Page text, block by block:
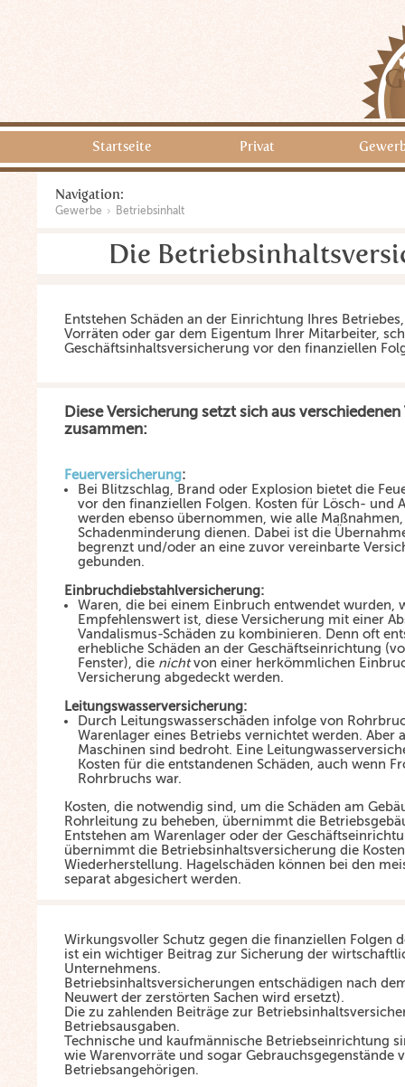
Startseite Privat
Navigation:
Gewerbe Betriebsinhalt
Die
Entstehen Schäden an der Einrichtung Ihres
Vorräten oder gar dem Eigentum Ihrer Mitarbeiter,
Geschäftsinhaltsversicherung vor den finanziellen
Diese Versicherung setzt sich aus
zusammen:
Feuerversicherung:
Bei Blitzschlag, Brand oder Explosion bietet die
vor den finanziellen Folgen. Kosten für Lösch- und
werden ebenso übernommen, wie alle
Schadenminderung dienen. Dabei ist die
begrenzt und/oder an eine zuvor vereinbarte
gebunden.
Einbruchdiebstahlversicherung:
Waren, die bei einem Einbruch entwendet wurden,
Empfehlenswert ist, diese Versicherung mit einer
Vandalismus-Schäden zu kombinieren. Denn oft
erhebliche Schäden an der Geschäftseinrichtung
Fenster), die nichtvon einer herkömmlichen
Versicherung abgedeckt werden.
Leitungswasserversicherung:
Durch Leitungswasserschäden infolge von
Warenlager eines Betriebs vernichtet werden. Aber
Maschinen sind bedroht. Eine
Kosten für die entstandenen Schäden, auch wenn
Rohrbruchs war.
Kosten, die notwendig sind, um die Schäden am
Rohrleitung zu beheben, übernimmt die
Entstehen am Warenlager oder der
übernimmt die Betriebsinhaltsversicherung die
Wiederherstellung. Hagelschäden können bei den
separat abgesichert werden.
Wirkungsvoller Schutz gegen die finanziellen Folgen
ist ein wichtiger Beitrag zur Sicherung der
Unternehmens.
Betriebsinhaltsversicherungen entschädigen nach
Neuwert der zerstörten Sachen wird ersetzt).
Die zu zahlenden Beiträge zur
Betriebsausgaben.
Technische und kaufmännische Betriebseinrichtung
wie Warenvorräte und sogar Gebrauchsgegenstände
Betriebsangehörigen.